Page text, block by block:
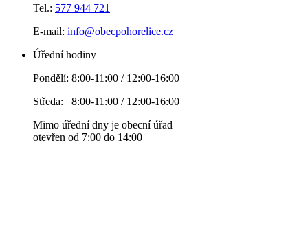
Tel.: 577 944 721
E-mail: info@obecpohorelice.cz
Úřední hodiny
Pondělí: 8:00-11:00 / 12:00-16:00
Středa: 8:00-11:00 / 12:00-16:00
Mimo úřední dny je obecní úřad
otevřen od 7:00 do 14:00